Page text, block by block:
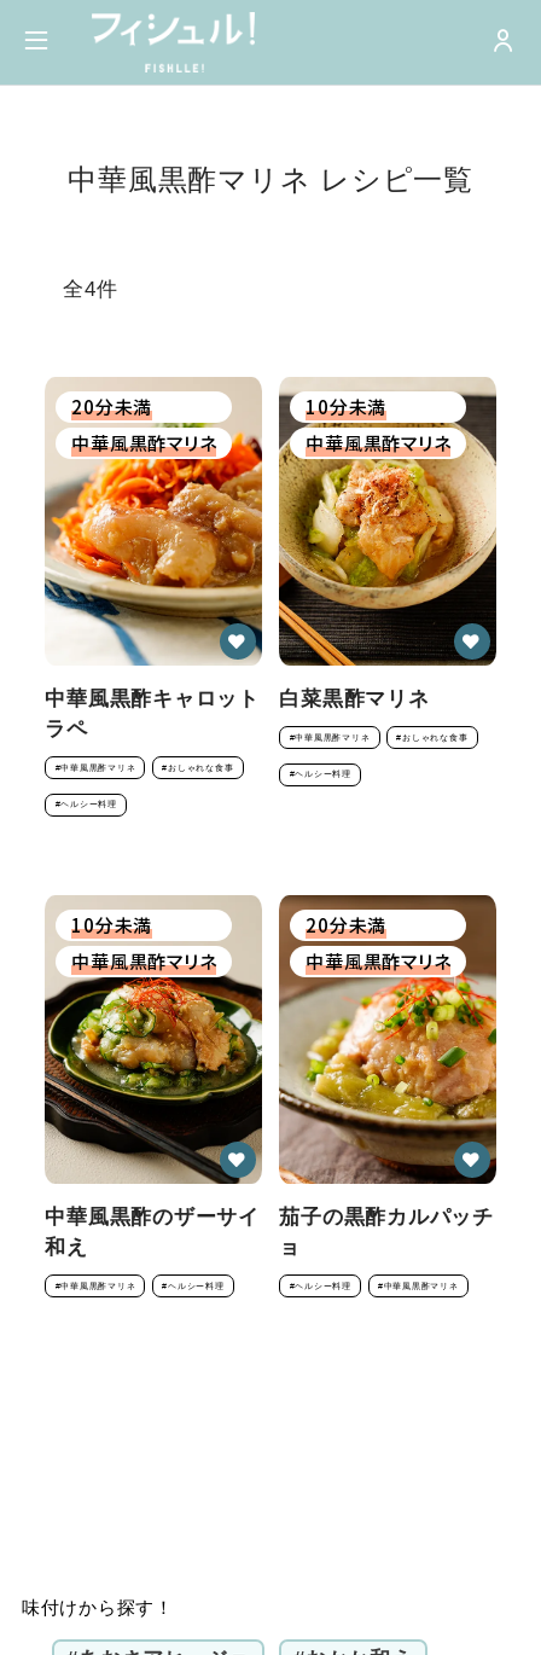
中華風黒酢マリネ レシピ一覧
全4件
20分未満
中華風黒酢マリネ
中華風黒酢キャロット
ラペ
#中華風黒酢マリネ #おしゃれな食事
#ヘルシー料理
10分未満
中華風黒酢マリネ
白菜黒酢マリネ
#中華風黒酢マリネ #おしゃれな食事
#ヘルシー料理
10分未満
中華風黒酢マリネ
中華風黒酢のザーサイ
和え
#中華風黒酢マリネ #ヘルシー料理
20分未満
中華風黒酢マリネ
茄子の黒酢カルパッチ
ョ
#ヘルシー料理 #中華風黒酢マリネ
味付けから探す！